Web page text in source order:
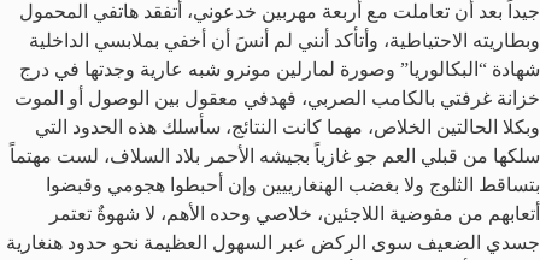
جيداً بعد أن تعاملت مع أربعة مهربين خدعوني، أتفقد هاتفي المحمول
وبطاريته الاحتياطية، وأتأكد أنني لم أنسَ أن أخفي بملابسي الداخلية
شهادة “البكالوريا” وصورة لمارلين مونرو شبه عارية وجدتها في درج
خزانة غرفتي بالكامب الصربي، فهدفي معقول بين الوصول أو الموت
وبكلا الحالتين الخلاص، مهما كانت النتائج، سأسلك هذه الحدود التي
سلكها من قبلي العم جو غازياً بجيشه الأحمر بلاد السلاف، لست مهتماً
بتساقط الثلوج ولا بغضب الهنغارييين وإن أحبطوا هجومي وقبضوا
أتعابهم من مفوضية اللاجئين، خلاصي وحده الأهم، لا شهوةٌ تعتمر
جسدي الضعيف سوى الركض عبر السهول العظيمة نحو حدود هنغارية